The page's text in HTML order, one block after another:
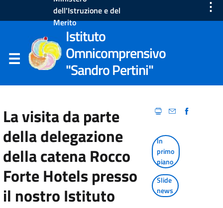
dell'Istruzione e del
Merito
⋮
Istituto
Omnicomprensivo
"Sandro Pertini"
La visita da parte
della delegazione
della catena Rocco
Forte Hotels presso
il nostro Istituto
In
primo
piano
Slide
news